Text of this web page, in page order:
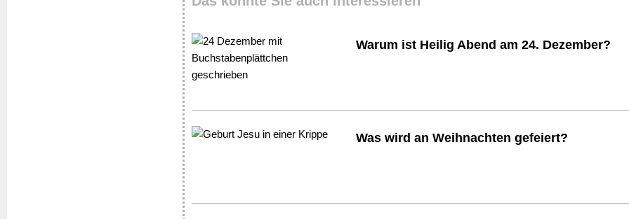
Warum ist Heilig Abend am 24. Dezember?
Was wird an Weihnachten gefeiert?